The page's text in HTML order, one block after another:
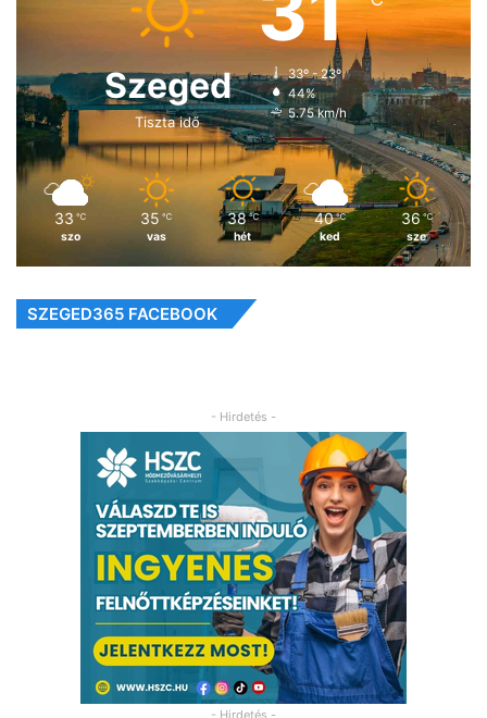
Szeged
Tiszta idő
33º - 23º
44%
5.75 km/h
33 ℃
szo
35 ℃
vas
38 ℃
hét
40 ℃
ked
36 ℃
sze
SZEGED365 FACEBOOK
- Hirdetés -